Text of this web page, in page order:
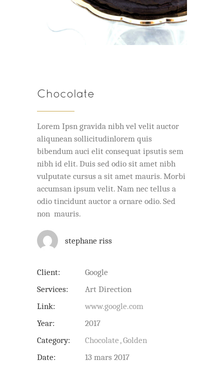
Chocolate
Lorem Ipsn gravida nibh vel velit auctor
aliqunean sollicitudinlorem quis
bibendum auci elit consequat ipsutis sem
nibh id elit. Duis sed odio sit amet nibh
vulputate cursus a sit amet mauris. Morbi
accumsan ipsum velit. Nam nec tellus a
odio tincidunt auctor a ornare odio. Sed
non mauris.
stephane riss
Client:
Google
Services:
Art Direction
Link:
www.google.com
Year:
2017
Category:
Chocolate Golden
Date:
13 mars 2017